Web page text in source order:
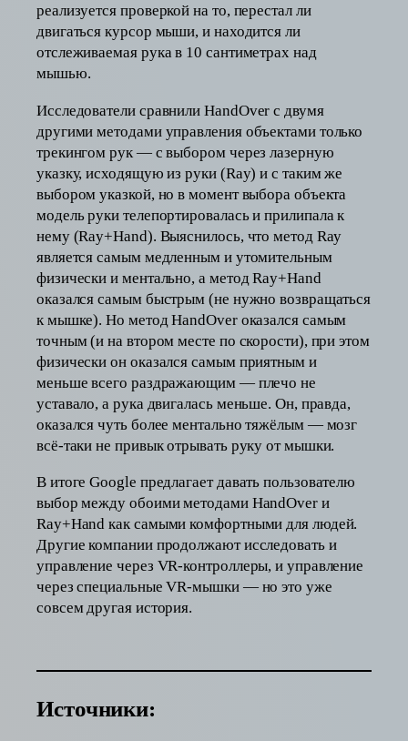
реализуется проверкой на то, перестал ли
двигаться курсор мыши, и находится ли
отслеживаемая рука в 10 сантиметрах над
мышью.
Исследователи сравнили HandOver с двумя
другими методами управления объектами только
трекингом рук — с выбором через лазерную
указку, исходящую из руки (Ray) и с таким же
выбором указкой, но в момент выбора объекта
модель руки телепортировалась и прилипала к
нему (Ray+Hand). Выяснилось, что метод Ray
является самым медленным и утомительным
физически и ментально, а метод Ray+Hand
оказался самым быстрым (не нужно возвращаться
к мышке). Но метод HandOver оказался самым
точным (и на втором месте по скорости), при этом
физически он оказался самым приятным и
меньше всего раздражающим — плечо не
уставало, а рука двигалась меньше. Он, правда,
оказался чуть более ментально тяжёлым — мозг
всё-таки не привык отрывать руку от мышки.
В итоге Google предлагает давать пользователю
выбор между обоими методами HandOver и
Ray+Hand как самыми комфортными для людей.
Другие компании продолжают исследовать и
управление через VR-контроллеры, и управление
через специальные VR-мышки — но это уже
совсем другая история.
Источники: